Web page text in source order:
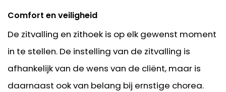
Comfort en veiligheid
De zitvalling en zithoek is op elk gewenst moment
in te stellen. De instelling van de zitvalling is
afhankelijk van de wens van de cliënt, maar is
daarnaast ook van belang bij ernstige chorea.